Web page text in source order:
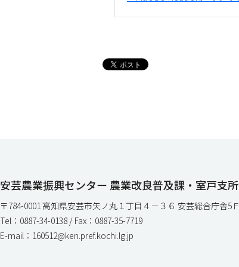
安芸農業振興センター 農業改良普及課・室戸支所
〒784-0001 高知県安芸市矢ノ丸１丁目４－３６ 安芸総合庁舎5Ｆ
Tel：0887-34-0138 / Fax：0887-35-7719
E-mail：160512@ken.pref.kochi.lg.jp